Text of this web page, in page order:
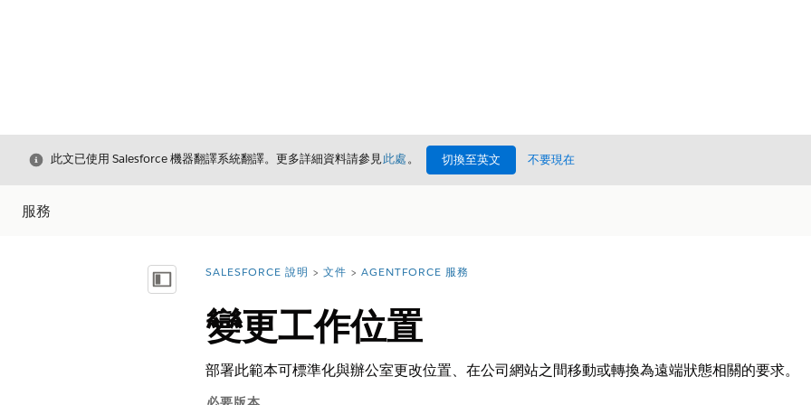
結束
此文已使用 Salesforce 機器翻譯系統翻譯。更多詳細資料請參見此處。 切換至英文 不要現在
服務
顯示目錄 您位於此處：
SALESFORCE 說明 文件 AGENTFORCE 服務
變更工作位置
部署此範本可標準化與辦公室更改位置、在公司網站之間移動或轉換為遠端狀態相關的要求。